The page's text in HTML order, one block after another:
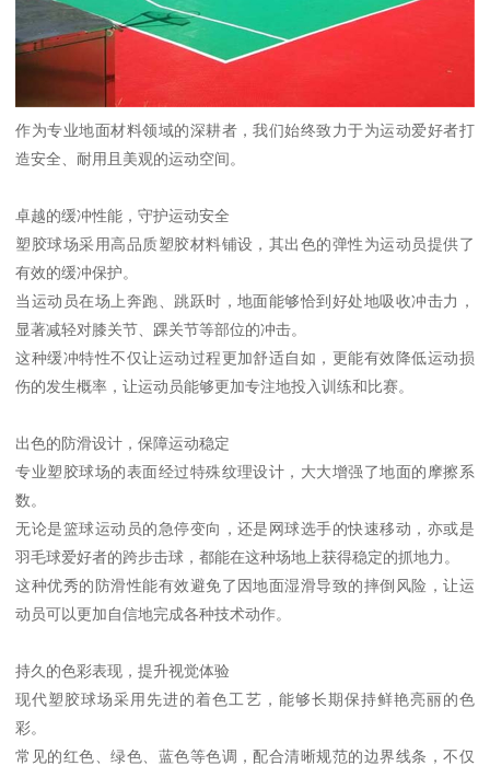
作为专业地面材料领域的深耕者，我们始终致力于为运动爱好者打
造安全、耐用且美观的运动空间。
卓越的缓冲性能，守护运动安全
塑胶球场采用高品质塑胶材料铺设，其出色的弹性为运动员提供了
有效的缓冲保护。
当运动员在场上奔跑、跳跃时，地面能够恰到好处地吸收冲击力，
显著减轻对膝关节、踝关节等部位的冲击。
这种缓冲特性不仅让运动过程更加舒适自如，更能有效降低运动损
伤的发生概率，让运动员能够更加专注地投入训练和比赛。
出色的防滑设计，保障运动稳定
专业塑胶球场的表面经过特殊纹理设计，大大增强了地面的摩擦系
数。
无论是篮球运动员的急停变向，还是网球选手的快速移动，亦或是
羽毛球爱好者的跨步击球，都能在这种场地上获得稳定的抓地力。
这种优秀的防滑性能有效避免了因地面湿滑导致的摔倒风险，让运
动员可以更加自信地完成各种技术动作。
持久的色彩表现，提升视觉体验
现代塑胶球场采用先进的着色工艺，能够长期保持鲜艳亮丽的色
彩。
常见的红色、绿色、蓝色等色调，配合清晰规范的边界线条，不仅